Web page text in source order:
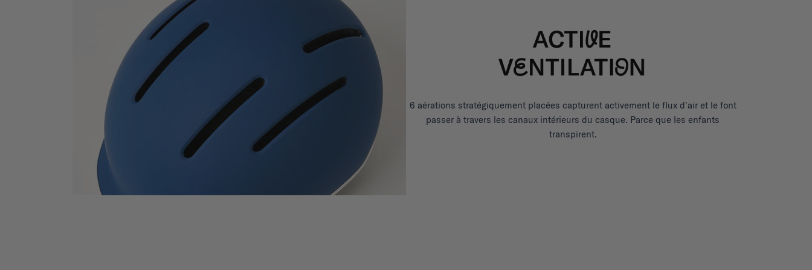
6 aérations stratégiquement placées capturent activement le flux d'air et le font
passer à travers les canaux intérieurs du casque. Parce que les enfants
transpirent.